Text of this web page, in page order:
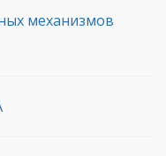
механизмов